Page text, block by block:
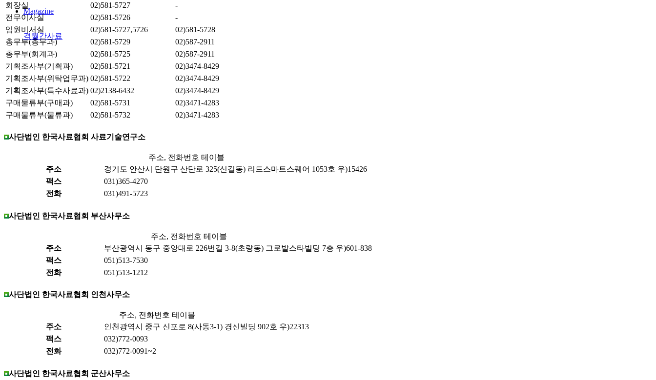
Magazine
격월간사료
회장실
02)581-5727
-
전무이사실
02)581-5726
-
임원비서실
02)581-5727,5726
02)581-5728
총무부(총무과)
02)581-5729
02)587-2911
총무부(회계과)
02)581-5725
02)587-2911
기획조사부(기획과)
02)581-5721
02)3474-8429
기획조사부(위탁업무과) 02)581-5722
02)3474-8429
기획조사부(특수사료과) 02)2138-6432
02)3474-8429
구매물류부(구매과)
02)581-5731
02)3471-4283
구매물류부(물류과)
02)581-5732 02)3471-4283
사단법인 한국사료협회 사료기술연구소
주소, 전화번호 테이블
주소
경기도 안산시 단원구 산단로 325(신길동) 리드스마트스퀘어 1053호 우)15426
팩스
031)365-4270
전화
031)491-5723
사단법인 한국사료협회 부산사무소
주소, 전화번호 테이블
주소
부산광역시 동구 중앙대로 226번길 3-8(초량동) 그로발스타빌딩 7층 우)601-838
팩스
051)513-7530
전화
051)513-1212
사단법인 한국사료협회 인천사무소
주소, 전화번호 테이블
주소
인천광역시 중구 신포로 8(사동3-1) 경신빌딩 902호 우)22313
팩스
032)772-0093
전화
032)772-0091~2
사단법인 한국사료협회 군산사무소